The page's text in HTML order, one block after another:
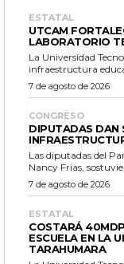
ESTATAL
UTCAM
LABORATORIO
La Universidad
infraestructura
7 de agosto de 2026
CONGRESO
DIPUTADAS DAN
Las diputadas del
Nancy Frías,
7 de agosto de 2026
ESTATAL
COSTARÁ
ESCUELA EN LA
TARAHUMARA